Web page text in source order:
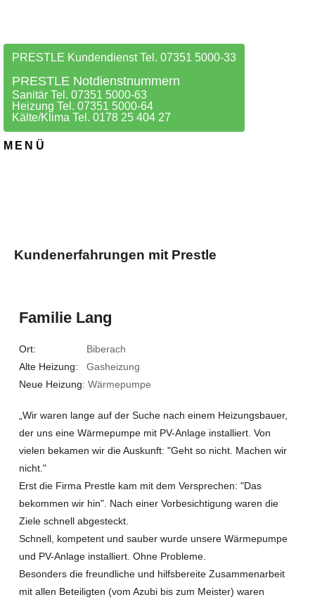
PRESTLE Kundendienst Tel. 07351 5000-33
PRESTLE Notdienstnummern
Sanitär Tel. 07351 5000-63
Heizung Tel. 07351 5000-64
Kälte/Klima Tel. 0178 25 404 27
MENÜ
Kundenerfahrungen mit Prestle
Familie Lang
Ort: Biberach
Alte Heizung: Gasheizung
Neue Heizung: Wärmepumpe
„Wir waren lange auf der Suche nach einem Heizungsbauer,
der uns eine Wärmepumpe mit PV-Anlage installiert. Von
vielen bekamen wir die Auskunft: "Geht so nicht. Machen wir
nicht."
Erst die Firma Prestle kam mit dem Versprechen: "Das
bekommen wir hin". Nach einer Vorbesichtigung waren die
Ziele schnell abgesteckt.
Schnell, kompetent und sauber wurde unsere Wärmepumpe
und PV-Anlage installiert. Ohne Probleme.
Besonders die freundliche und hilfsbereite Zusammenarbeit
mit allen Beteiligten (vom Azubi bis zum Meister) waren